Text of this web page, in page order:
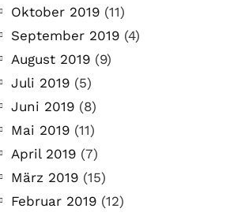
Oktober 2019 (11)
September 2019 (4)
August 2019 (9)
Juli 2019 (5)
Juni 2019 (8)
Mai 2019 (11)
April 2019 (7)
März 2019 (15)
Februar 2019 (12)
Der Leserbrief der
Woche #2
21. Juli. 2021
Der Leserbrief der Woche Viele
stellen ganz persönliche Fragen.
hast du auch spezielle Fragen im
Aber du hast dich bis jetzt nicht
zu stellen? Kein Problem!...